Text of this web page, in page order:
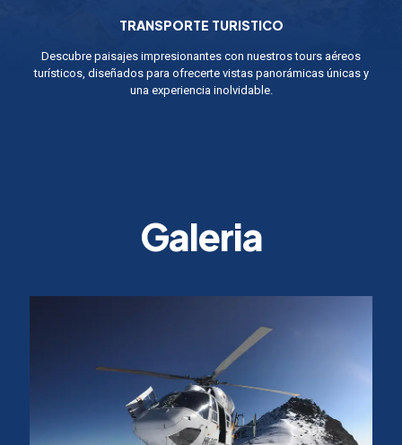
TRANSPORTE TURISTICO
Descubre paisajes impresionantes con nuestros tours aéreos
turísticos, diseñados para ofrecerte vistas panorámicas únicas y
una experiencia inolvidable.
Galeria